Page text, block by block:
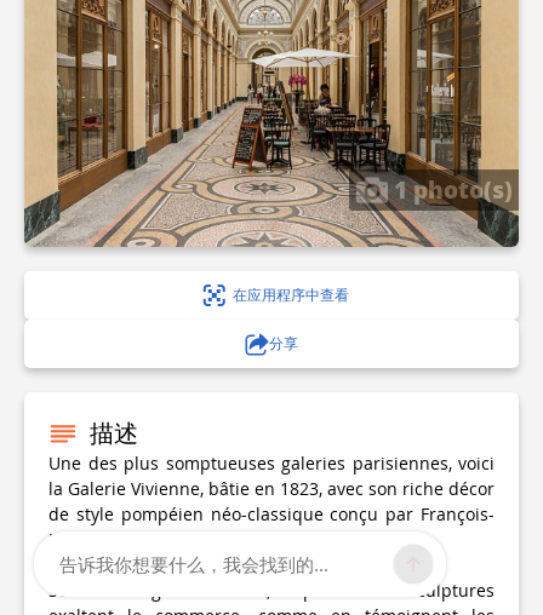
1 photo(s)
在应用程序中查看
分享
描述
Une des plus somptueuses galeries parisiennes, voici
la Galerie Vivienne, bâtie en 1823, avec son riche décor
de style pompéien néo-classique conçu par François-
Jacques Delannoy
Sous son élégante verrière, les peintures et sculptures
告诉我你想要什么，我会找到的...